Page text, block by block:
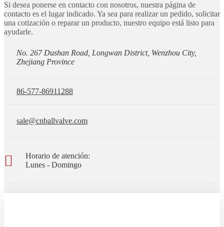
Si desea ponerse en contacto con nosotros, nuestra página de
contacto es el lugar indicado. Ya sea para realizar un pedido, solicitar
una cotización o reparar un producto, nuestro equipo está listo para
ayudarle.
No. 267 Dushan Road, Longwan District, Wenzhou City,
Zhejiang Province
86-577-86911288
sale@cnballvalve.com
Horario de atención:
Lunes - Domingo